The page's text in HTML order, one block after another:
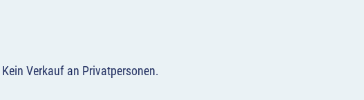
Kein Verkauf an Privatpersonen.